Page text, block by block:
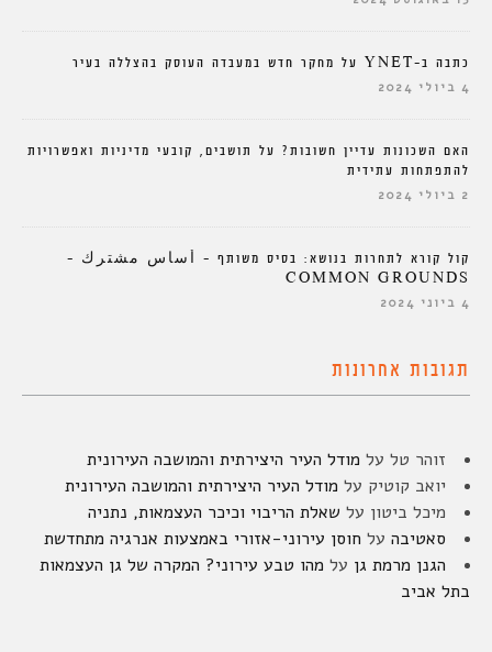
כתבה ב-YNET על מחקר חדש במעבדה העוסק בהצללה בעיר
4 ביולי 2024
האם השכונות עדיין חשובות? על תושבים, קובעי מדיניות ואפשרויות
להתפתחות עתידית
2 ביולי 2024
קול קורא לתחרות בנושא: בסיס משותף – أساس مشترك –
COMMON GROUNDS
4 ביוני 2024
תגובות אחרונות
זוהר טל על מודל העיר היצירתית והמושבה העירונית
יואב קוטיק על מודל העיר היצירתית והמושבה העירונית
מיכל ביטון על שאלת הריבוי וכיכר העצמאות, נתניה
סאטיבה על חוסן עירוני-אזורי באמצעות אנרגיה מתחדשת
הגנן מרמת גן על מהו טבע עירוני? המקרה של גן העצמאות
בתל אביב